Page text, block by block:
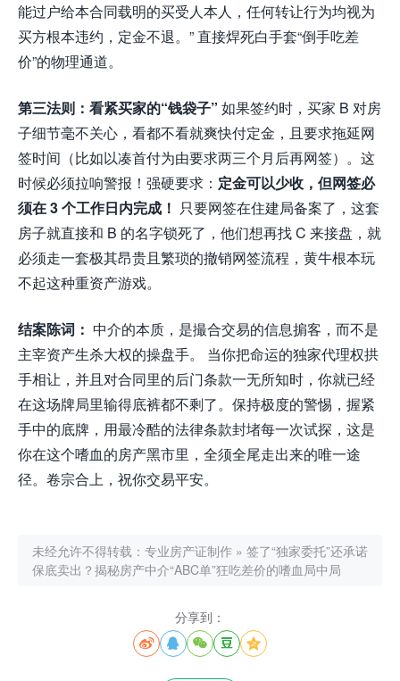
能过户给本合同载明的买受人本人，任何转让行为均视为
买方根本违约，定金不退。” 直接焊死白手套“倒手吃差
价”的物理通道。
第三法则：看紧买家的“钱袋子” 如果签约时，买家 B 对房
子细节毫不关心，看都不看就爽快付定金，且要求拖延网
签时间（比如以凑首付为由要求两三个月后再网签）。这
时候必须拉响警报！强硬要求： 定金可以少收，但网签必
须在 3 个工作日内完成！ 只要网签在住建局备案了，这套
房子就直接和 B 的名字锁死了，他们想再找 C 来接盘，就
必须走一套极其昂贵且繁琐的撤销网签流程，黄牛根本玩
不起这种重资产游戏。
结案陈词： 中介的本质，是撮合交易的信息掮客，而不是
主宰资产生杀大权的操盘手。 当你把命运的独家代理权拱
手相让，并且对合同里的后门条款一无所知时，你就已经
在这场牌局里输得底裤都不剩了。保持极度的警惕，握紧
手中的底牌，用最冷酷的法律条款封堵每一次试探，这是
你在这个嗜血的房产黑市里，全须全尾走出来的唯一途
径。卷宗合上，祝你交易平安。
未经允许不得转载： 专业房产证制作 » 签了“独家委托”还承诺
保底卖出？揭秘房产中介“ABC单”狂吃差价的嗜血局中局
分享到：
    